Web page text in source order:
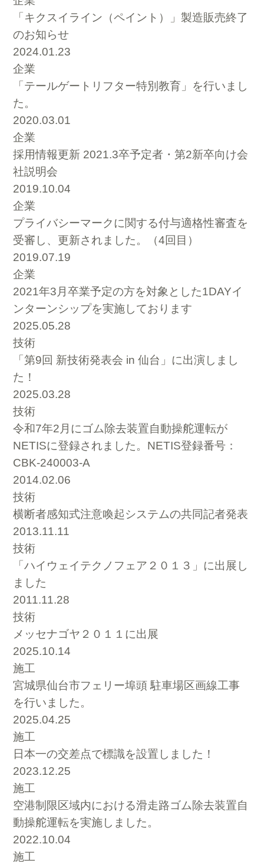
「キクスイライン（ペイント）」製造販売終了
のお知らせ
2024.01.23
企業
「テールゲートリフター特別教育」を行いまし
た。
2020.03.01
企業
採用情報更新 2021.3卒予定者・第2新卒向け会
社説明会
2019.10.04
企業
プライバシーマークに関する付与適格性審査を
受審し、更新されました。（4回目）
2019.07.19
企業
2021年3月卒業予定の方を対象とした1DAYイ
ンターンシップを実施しております
2025.05.28
技術
「第9回 新技術発表会 in 仙台」に出演しまし
た！
2025.03.28
技術
令和7年2月にゴム除去装置自動操舵運転が
NETISに登録されました。NETIS登録番号：
CBK-240003-A
2014.02.06
技術
横断者感知式注意喚起システムの共同記者発表
2013.11.11
技術
「ハイウェイテクノフェア２０１３」に出展し
ました
2011.11.28
技術
メッセナゴヤ２０１１に出展
2025.10.14
施工
宮城県仙台市フェリー埠頭 駐車場区画線工事
を行いました。
2025.04.25
施工
日本一の交差点で標識を設置しました！
2023.12.25
施工
空港制限区域内における滑走路ゴム除去装置自
動操舵運転を実施しました。
2022.10.04
施工